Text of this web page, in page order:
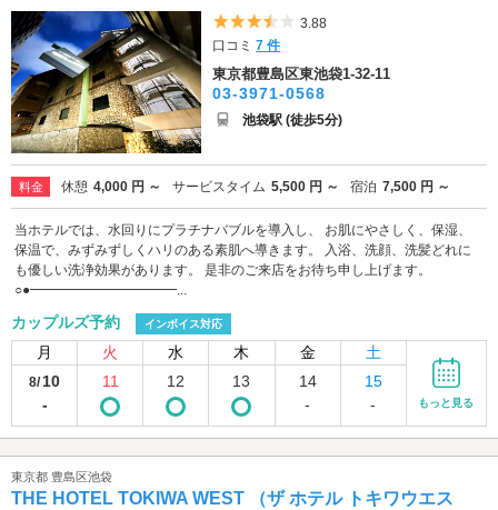
5つ星のうち3.5
3.88
口コミ7 件
東京都豊島区東池袋1-32-11
03-3971-0568
池袋駅 (徒歩5分)
料金 休憩 4,000 円 ～ サービスタイム 5,500 円 ～ 宿泊 7,500 円 ～
当ホテルでは、水回りにプラチナバブルを導入し、 お肌にやさしく、保湿、
保温で、みずみずしくハリのある素肌へ導きます。 入浴、洗顔、洗髪どれに
も優しい洗浄効果があります。 是非のご来店をお待ち申し上げます。
○●━━━━━━━━━━━...
カップルズ予約 インボイス対応
月 火 水 木 金 土
8/10
-
11 12 13
14
-
15
-
もっと見る
東京都 豊島区池袋
THE HOTEL TOKIWA WEST （ザ ホテル トキワウエス